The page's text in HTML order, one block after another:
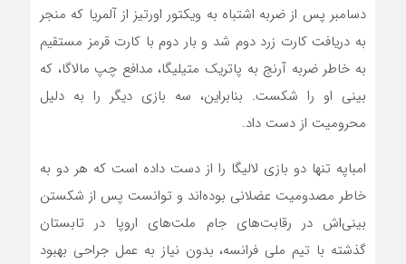
دسامبر پس از ضربه اشتباه به ویکتور اورتیز از آلمریا که منجر
به دریافت کارت زرد دوم شد و بار دوم با کارت قرمز مستقیم
به خاطر ضربه آرنج به پاتریک متیلیگا، مدافع چپ مالاگا، که
بینی او را شکست. بنابراین، سه بازی دیگر را به دلیل
محرومیت از دست داد.
امباپه تنها دو بازی لالیگا را از دست داده است که هر دو به
خاطر مصدومیت عضلانی بوده‌اند و توانست پس از شکستن
بینی‌اش در رقابت‌های جام ملت‌های اروپا در تابستان
گذشته با تیم ملی فرانسه، بدون نیاز به عمل جراحی بهبود